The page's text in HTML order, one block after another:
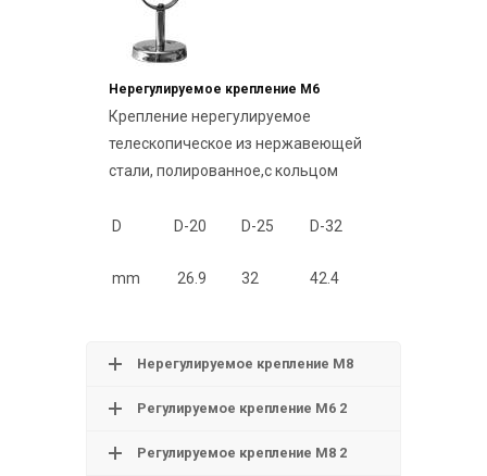
Нерегулируемое крепление М6
Крепление нерегулируемое
телескопическое из нержавеющей
стали, полированное,с кольцом
D D-20 D-25 D-32
mm 26.9 32 42.4
Нерегулируемое крепление М8
Регулируемое крепление М6 2
Регулируемое крепление М8 2